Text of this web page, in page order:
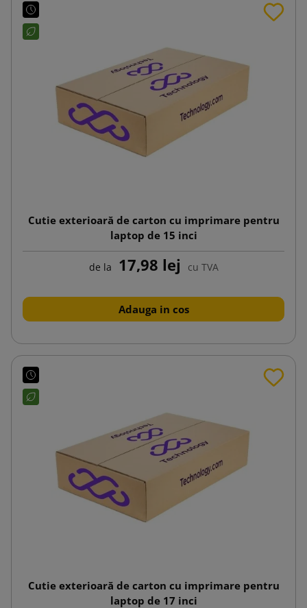
Cutie exterioară de carton cu imprimare pentru
laptop de 15 inci
de la 17,98 lej cu TVA
Adauga in cos
Cutie exterioară de carton cu imprimare pentru
laptop de 17 inci